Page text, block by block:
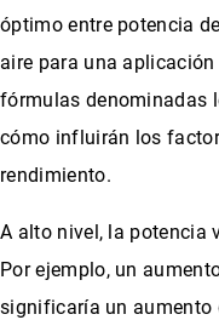
óptimo entre potencia
aire para una
fórmulas denominadas
cómo influirán los
rendimiento.
A alto nivel, la potencia
Por ejemplo, un
significaría un aumento